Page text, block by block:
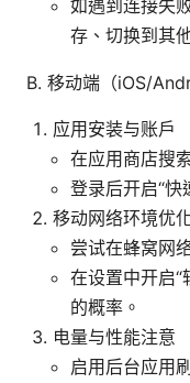
如遇到连接失
存、切换到其
B. 移动端（iOS/
应用安装与账户
在应用商店搜
登录后开启“快
移动网络环境优
尝试在蜂窝网
在设置中开启“
的概率。
电量与性能注意
启用后台应用